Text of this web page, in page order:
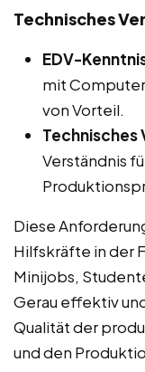
Technisches
EDV-
mit
von Vorteil.
Technisches
Verständnis
Diese
Hilfskräfte in der
Minijobs,
Gerau effektiv
Qualität der
und den